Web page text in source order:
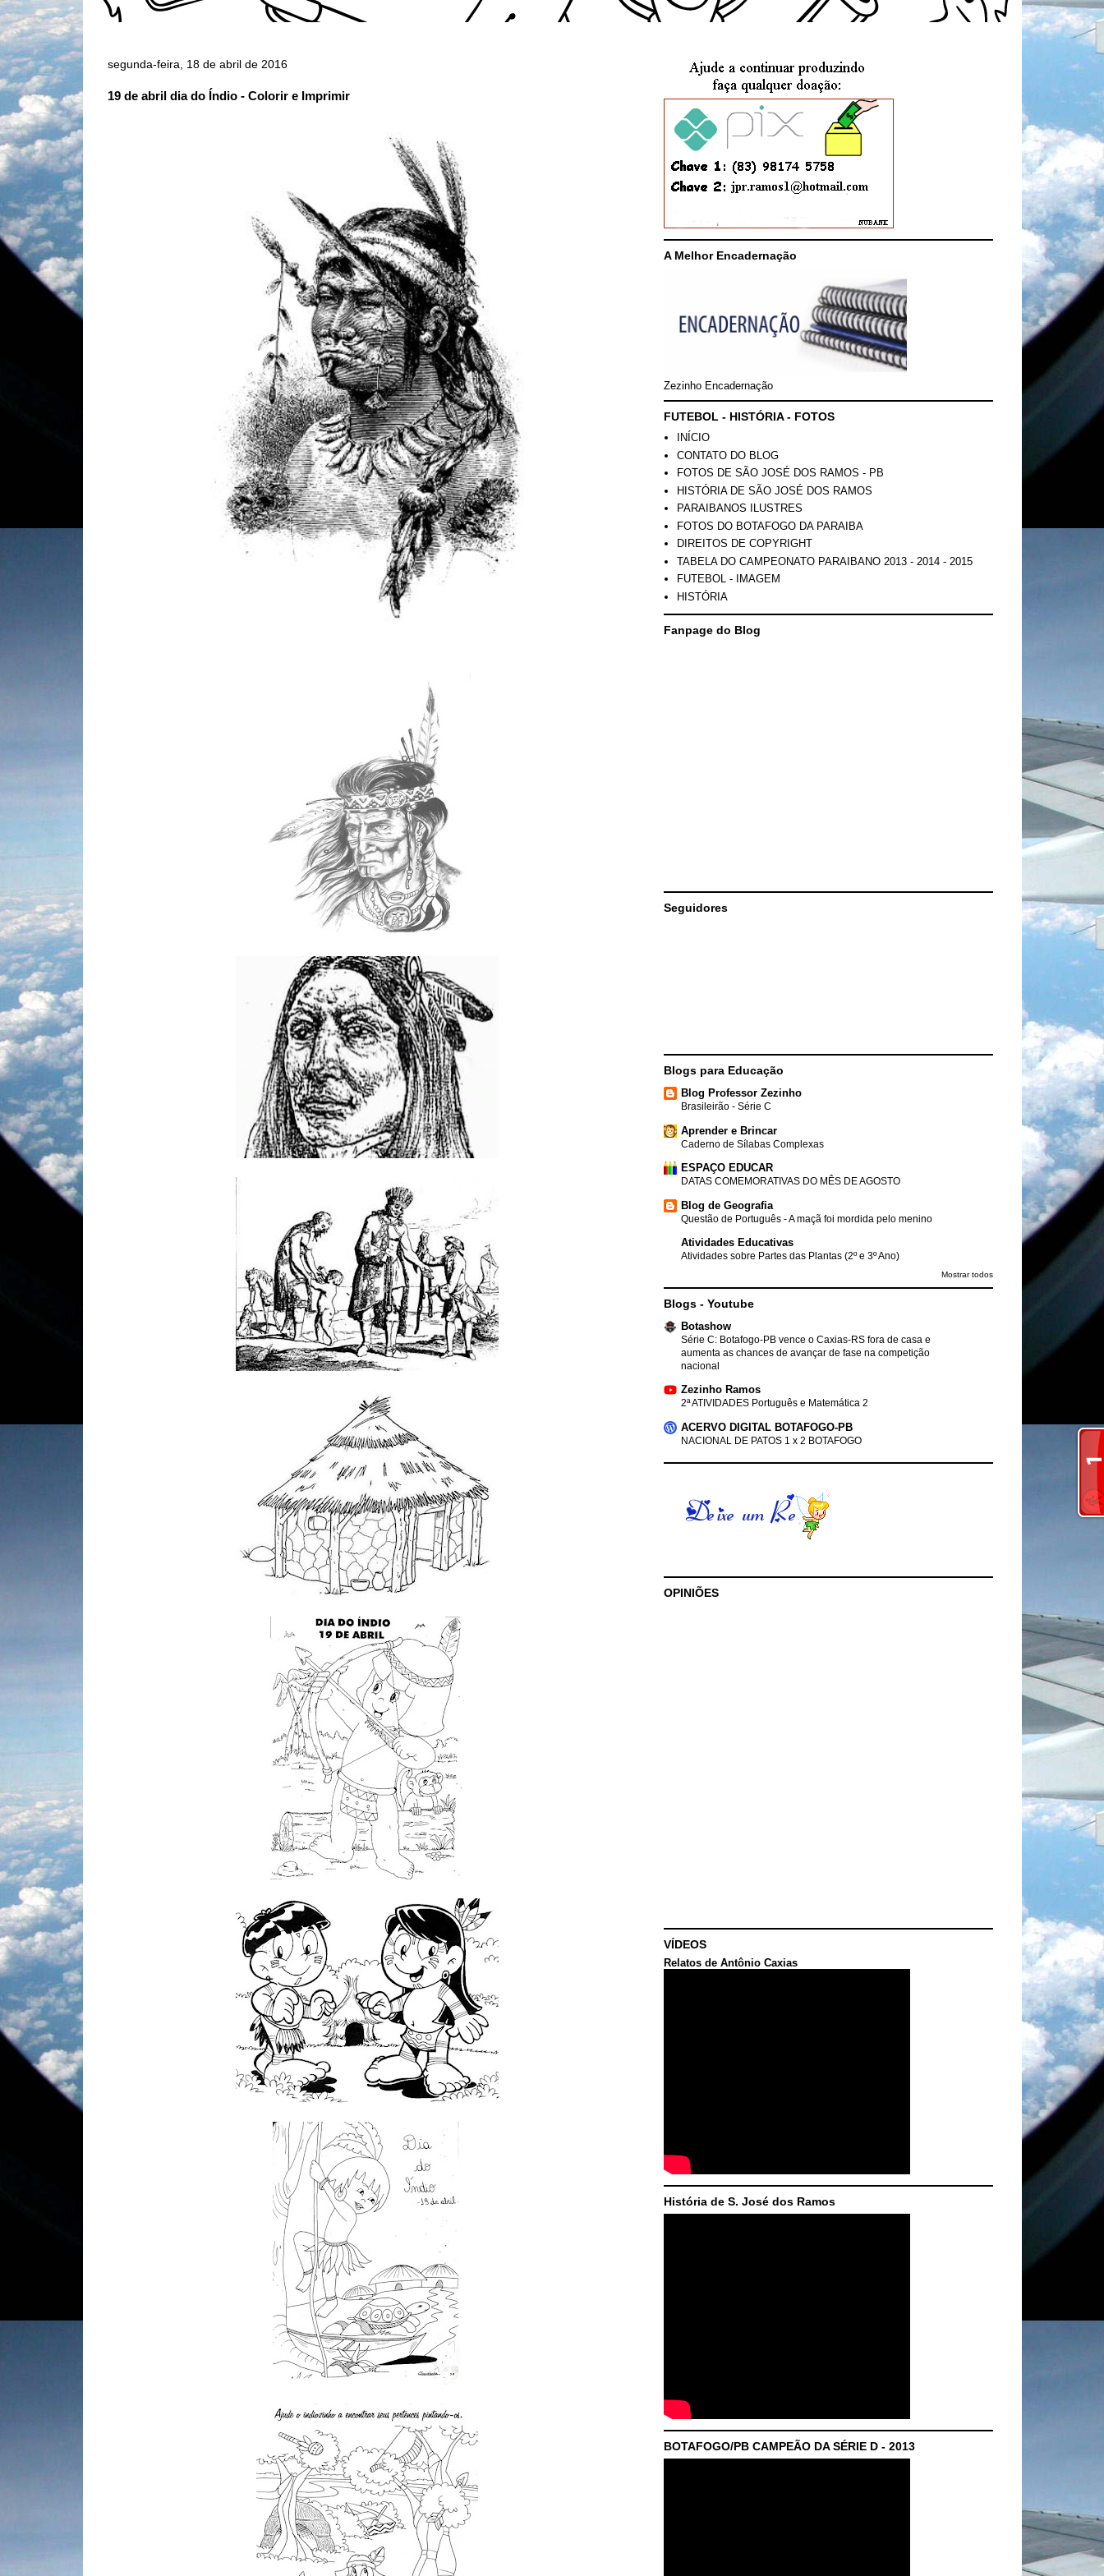
segunda-feira, 18 de abril de 2016
19 de abril dia do Índio - Colorir e Imprimir
A Melhor Encadernação
Zezinho Encadernação
FUTEBOL - HISTÓRIA - FOTOS
INÍCIO
CONTATO DO BLOG
FOTOS DE SÃO JOSÉ DOS RAMOS - PB
HISTÓRIA DE SÃO JOSÉ DOS RAMOS
PARAIBANOS ILUSTRES
FOTOS DO BOTAFOGO DA PARAIBA
DIREITOS DE COPYRIGHT
TABELA DO CAMPEONATO PARAIBANO 2013 - 2014 - 2015
FUTEBOL - IMAGEM
HISTÓRIA
Fanpage do Blog
Seguidores
Blogs para Educação
Blog Professor Zezinho
Brasileirão - Série C
Aprender e Brincar
Caderno de Sílabas Complexas
ESPAÇO EDUCAR
DATAS COMEMORATIVAS DO MÊS DE AGOSTO
Blog de Geografia
Questão de Português - A maçã foi mordida pelo menino
Atividades Educativas
Atividades sobre Partes das Plantas (2º e 3º Ano)
Mostrar todos
Blogs - Youtube
Botashow
Série C: Botafogo-PB vence o Caxias-RS fora de casa e
aumenta as chances de avançar de fase na competição
nacional
Zezinho Ramos
2ª ATIVIDADES Português e Matemática 2
ACERVO DIGITAL BOTAFOGO-PB
NACIONAL DE PATOS 1 x 2 BOTAFOGO
OPINIÕES
VÍDEOS
Relatos de Antônio Caxias
História de S. José dos Ramos
BOTAFOGO/PB CAMPEÃO DA SÉRIE D - 2013